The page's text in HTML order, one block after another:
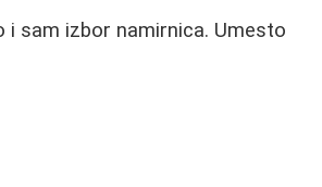
i sam izbor namirnica. Umesto